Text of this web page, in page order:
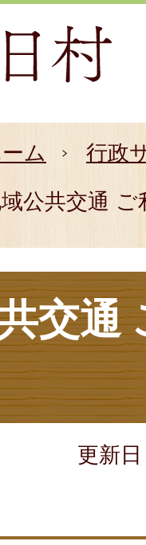
ム
行政
公共交通 ご
交通
更新